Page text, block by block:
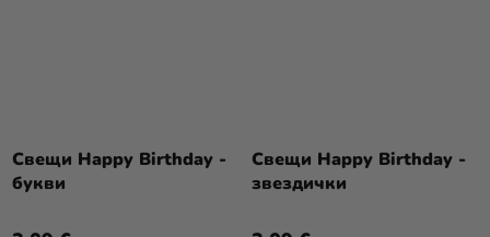
Свещи Happy Birthday -
букви
Свещи Happy Birthday -
звездички